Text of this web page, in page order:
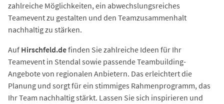
zahlreiche Möglichkeiten, ein abwechslungsreiches
Teamevent zu gestalten und den Teamzusammenhalt
nachhaltig zu stärken.
Auf Hirschfeld.definden Sie zahlreiche Ideen für Ihr
Teamevent in Stendal sowie passende Teambuilding-
Angebote von regionalen Anbietern. Das erleichtert die
Planung und sorgt für ein stimmiges Rahmenprogramm, das
Ihr Team nachhaltig stärkt. Lassen Sie sich inspirieren und